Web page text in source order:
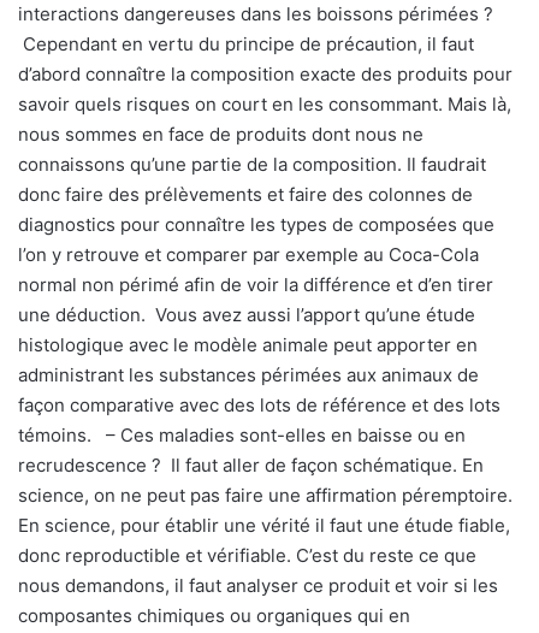
interactions dangereuses dans les boissons périmées ?
Cependant en vertu du principe de précaution, il faut
d’abord connaître la composition exacte des produits pour
savoir quels risques on court en les consommant. Mais là,
nous sommes en face de produits dont nous ne
connaissons qu’une partie de la composition. Il faudrait
donc faire des prélèvements et faire des colonnes de
diagnostics pour connaître les types de composées que
l’on y retrouve et comparer par exemple au Coca-Cola
normal non périmé afin de voir la différence et d’en tirer
une déduction. Vous avez aussi l’apport qu’une étude
histologique avec le modèle animale peut apporter en
administrant les substances périmées aux animaux de
façon comparative avec des lots de référence et des lots
témoins. – Ces maladies sont-elles en baisse ou en
recrudescence ? Il faut aller de façon schématique. En
science, on ne peut pas faire une affirmation péremptoire.
En science, pour établir une vérité il faut une étude fiable,
donc reproductible et vérifiable. C’est du reste ce que
nous demandons, il faut analyser ce produit et voir si les
composantes chimiques ou organiques qui en